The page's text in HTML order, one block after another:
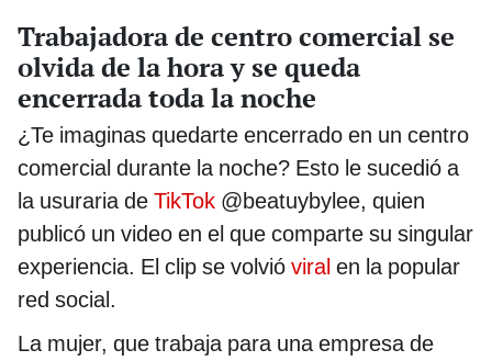
Trabajadora de centro comercial se
olvida de la hora y se queda
encerrada toda la noche
¿Te imaginas quedarte encerrado en un centro
comercial durante la noche? Esto le sucedió a
la usuraria de TikTok @beatuybylee, quien
publicó un video en el que comparte su singular
experiencia. El clip se volvió viral en la popular
red social.
La mujer, que trabaja para una empresa de